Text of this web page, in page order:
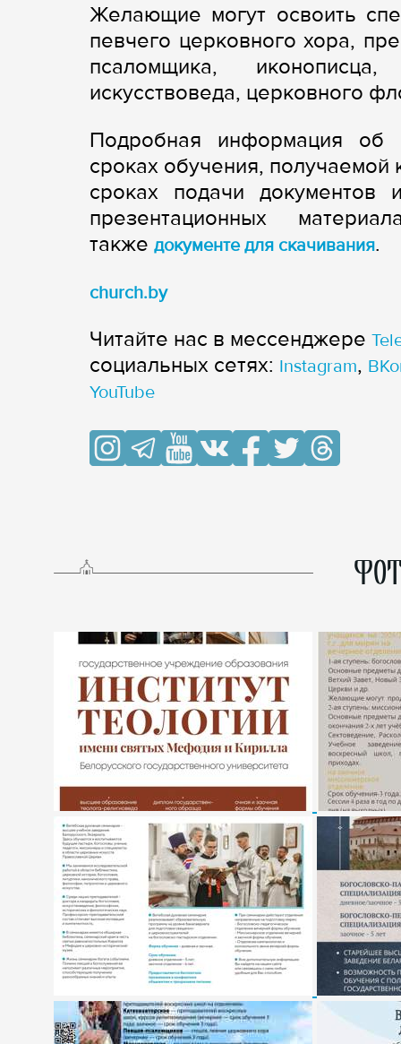
Желающие могут освоить
певчего церковного хора,
псаломщика,
искусствоведа, церковного
Подробная информация об
сроках обучения,
сроках подачи документов
презентационных
также документе для скачивания.
church.by
Читайте нас в мессенджере
cоциальных сетях: Instagram,
YouTube